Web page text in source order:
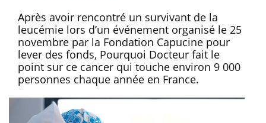
Après avoir rencontré un survivant de la
leucémie lors d’un événement organisé le 25
novembre par la Fondation Capucine pour
lever des fonds, Pourquoi Docteur fait le
point sur ce cancer qui touche environ 9 000
personnes chaque année en France.